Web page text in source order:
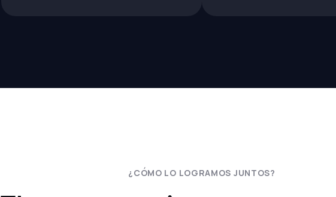
¿CÓMO LO LOGRAMOS JUNTOS?